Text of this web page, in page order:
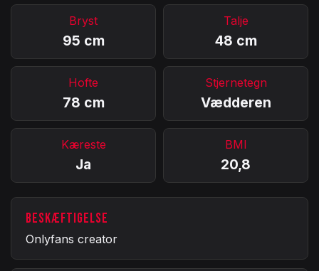
Bryst
95 cm
Talje
48 cm
Hofte
78 cm
Stjernetegn
Vædderen
Kæreste
Ja
BMI
20,8
BESKÆFTIGELSE
Onlyfans creator